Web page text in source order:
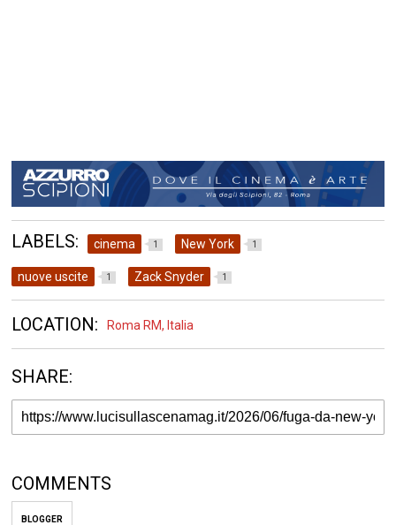
LABELS: cinema 1 New York 1
nuove uscite 1 Zack Snyder 1
LOCATION: Roma RM, Italia
SHARE:
COMMENTS
BLOGGER